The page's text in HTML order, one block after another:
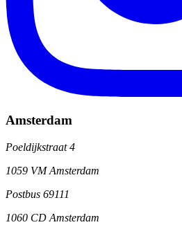
Amsterdam
Poeldijkstraat 4
1059 VM Amsterdam
Postbus 69111
1060 CD Amsterdam